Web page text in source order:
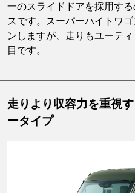
一のスライドドアを採用す
スです。スーパーハイトワ
ンしますが、走りもユーテ
目です。
走りより収容力を重視
ータイプ